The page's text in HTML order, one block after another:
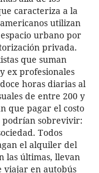
caracteriza a la
utilizan
urbano por
privada.
que suman
ex profesionales
horas diarias al
de entre 200 y
que pagar el costo
podrían sobrevivir:
Todos
el alquiler del
las últimas, llevan
viajar en autobús